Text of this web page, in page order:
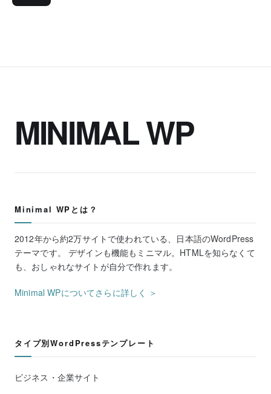
MINIMAL WP
Minimal WPとは？
2012年から約2万サイトで使われている、日本語のWordPress
テーマです。 デザインも機能もミニマル。HTMLを知らなくて
も、おしゃれなサイトが自分で作れます。
Minimal WPについてさらに詳しく ＞
タイプ別WordPressテンプレート
ビジネス・企業サイト